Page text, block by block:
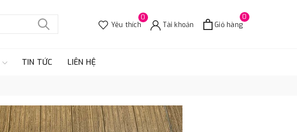
0
Yêu thích Tài khoản
0
Giỏ hàng
TIN TỨC LIÊN HỆ